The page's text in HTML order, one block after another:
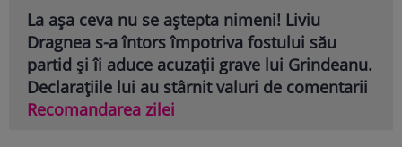
La așa ceva nu se aștepta nimeni! Liviu
Dragnea s-a întors împotriva fostului său
partid și îi aduce acuzații grave lui Grindeanu.
Declarațiile lui au stârnit valuri de comentarii
Recomandarea zilei